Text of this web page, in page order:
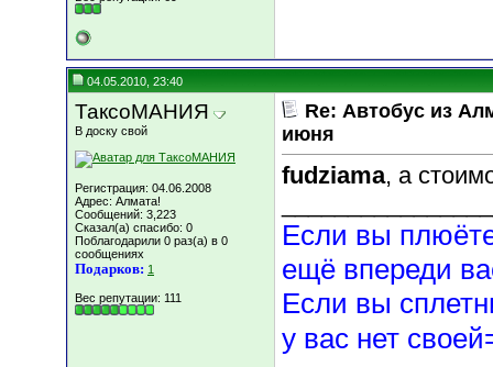
04.05.2010, 23:40
ТаксоМАНИЯ
В доску свой
Регистрация: 04.06.2008
Адрес: Алмата!
Сообщений: 3,223
Сказал(а) спасибо: 0
Поблагодарили 0 раз(а) в 0
сообщениях
Подарков: 1
Вес репутации: 111
Re: Автобус из
июня
fudziama, а
Если вы
ещё впереди
Если вы
у вас нет